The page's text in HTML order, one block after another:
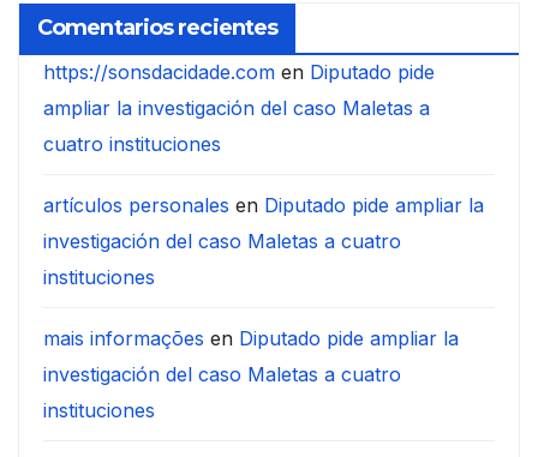
Comentarios recientes
https://sonsdacidade.com en Diputado pide
ampliar la investigación del caso Maletas a
cuatro instituciones
artículos personales en Diputado pide ampliar la
investigación del caso Maletas a cuatro
instituciones
mais informações en Diputado pide ampliar la
investigación del caso Maletas a cuatro
instituciones